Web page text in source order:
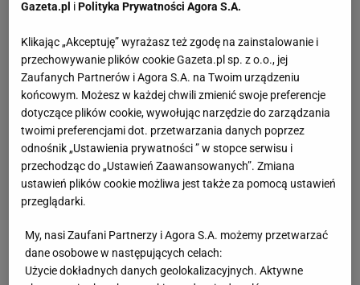
Zobacz wideo
Gazeta.pl iPolityka Prywatności Agora S.A.
Klikając „Akceptuję” wyrażasz też zgodę na zainstalowanie i
przechowywanie plików cookie Gazeta.pl sp. z o.o., jej
Zaufanych Partnerów i Agora S.A. na Twoim urządzeniu
końcowym. Możesz w każdej chwili zmienić swoje preferencje
dotyczące plików cookie, wywołując narzędzie do zarządzania
twoimi preferencjami dot. przetwarzania danych poprzez
odnośnik „Ustawienia prywatności ” w stopce serwisu i
przechodząc do „Ustawień Zaawansowanych”. Zmiana
ustawień plików cookie możliwa jest także za pomocą ustawień
przeglądarki.
My, nasi Zaufani Partnerzy i Agora S.A. możemy przetwarzać
dane osobowe w następujących celach:
Użycie dokładnych danych geolokalizacyjnych. Aktywne